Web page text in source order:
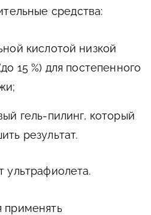
средства:
кислотой низкой
15 %) для постепенного
гель-пилинг, который
результат.
ультрафиолета.
применять